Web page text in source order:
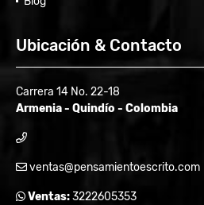
Ubicación & Contacto
Carrera 14 No. 22-18
Armenia - Quindío - Colombia
ventas@pensamientoescrito.com
Ventas:3222605353